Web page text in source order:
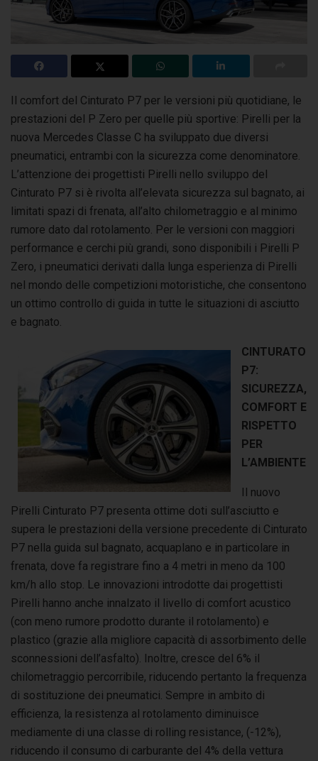
Il comfort del Cinturato P7 per le versioni più quotidiane, le
prestazioni del P Zero per quelle più sportive: Pirelli per la
nuova Mercedes Classe C ha sviluppato due diversi
pneumatici, entrambi con la sicurezza come denominatore.
L’attenzione dei progettisti Pirelli nello sviluppo del
Cinturato P7 si è rivolta all’elevata sicurezza sul bagnato, ai
limitati spazi di frenata, all’alto chilometraggio e al minimo
rumore dato dal rotolamento. Per le versioni con maggiori
performance e cerchi più grandi, sono disponibili i Pirelli P
Zero, i pneumatici derivati dalla lunga esperienza di Pirelli
nel mondo delle competizioni motoristiche, che consentono
un ottimo controllo di guida in tutte le situazioni di asciutto
e bagnato.
CINTURATO
P7:
SICUREZZA,
COMFORT E
RISPETTO
PER
L’AMBIENTE
Il nuovo
Pirelli Cinturato P7 presenta ottime doti sull’asciutto e
supera le prestazioni della versione precedente di Cinturato
P7 nella guida sul bagnato, acquaplano e in particolare in
frenata, dove fa registrare fino a 4 metri in meno da 100
km/h allo stop. Le innovazioni introdotte dai progettisti
Pirelli hanno anche innalzato il livello di comfort acustico
(con meno rumore prodotto durante il rotolamento) e
plastico (grazie alla migliore capacità di assorbimento delle
sconnessioni dell’asfalto). Inoltre, cresce del 6% il
chilometraggio percorribile, riducendo pertanto la frequenza
di sostituzione dei pneumatici. Sempre in ambito di
efficienza, la resistenza al rotolamento diminuisce
mediamente di una classe di rolling resistance, (-12%),
riducendo il consumo di carburante del 4% della vettura